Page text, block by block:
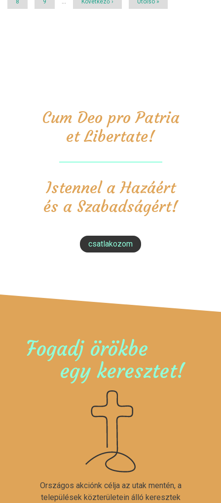
Cum Deo pro Patria
et Libertate!
Istennel a Hazáért
és a Szabadságért!
csatlakozom
Fogadj örökbe
egy keresztet!
Országos akciónk célja az utak mentén, a
települések közterületein álló keresztek